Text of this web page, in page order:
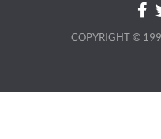
COPYRIGHT ©